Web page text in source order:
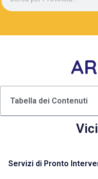
Tabella dei Contenuti
Servizi di Pronto